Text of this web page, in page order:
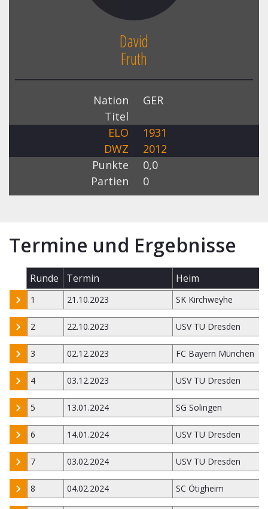
David
Fruth
Nation
GER
Titel
ELO
1931
DWZ
2012
Punkte
0,0
Partien
0
Termine und Ergebnisse
Runde Termin Heim
1 21.10.2023 SK Kirchweyhe
2 22.10.2023 USV TU Dresden
3 02.12.2023 FC Bayern München
4 03.12.2023 USV TU Dresden
5 13.01.2024 SG Solingen
6 14.01.2024 USV TU Dresden
7 03.02.2024 USV TU Dresden
8 04.02.2024 SC Ötigheim